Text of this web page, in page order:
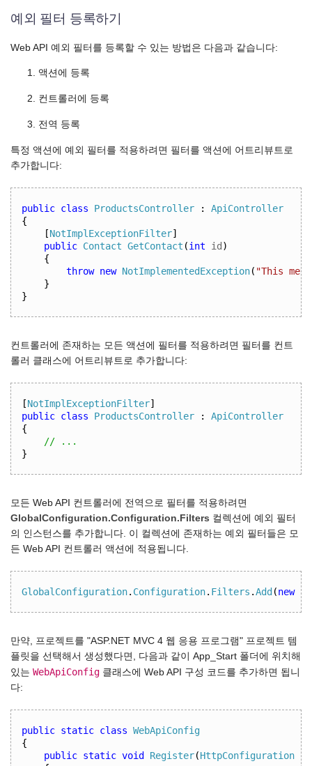
예외 필터 등록하기
Web API 예외 필터를 등록할 수 있는 방법은 다음과 같습니다:
액션에 등록
컨트롤러에 등록
전역 등록
특정 액션에 예외 필터를 적용하려면 필터를 액션에 어트리뷰트로
추가합니다:
public class ProductsController :
ApiController
{
[NotImplExceptionFilter]
public Contact GetContact (int id )
{
throw new NotImplementedException( "This
}
}
컨트롤러에 존재하는 모든 액션에 필터를 적용하려면 필터를 컨트
롤러 클래스에 어트리뷰트로 추가합니다:
[NotImplExceptionFilter]
public class ProductsController :
ApiController
{
// ...
}
모든 Web API 컨트롤러에 전역으로 필터를 적용하려면
GlobalConfiguration.Configuration.Filters 컬렉션에 예외 필터
의 인스턴스를 추가합니다. 이 컬렉션에 존재하는 예외 필터들은 모
든 Web API 컨트롤러 액션에 적용됩니다.
GlobalConfiguration. Configuration. Filters .Add (new
만약, 프로젝트를 "ASP.NET MVC 4 웹 응용 프로그램" 프로젝트 템
플릿을 선택해서 생성했다면, 다음과 같이 App_Start 폴더에 위치해
있는 WebApiConfig 클래스에 Web API 구성 코드를 추가하면 됩니
다:
public static class WebApiConfig
{
public static void Register(HttpConfiguration